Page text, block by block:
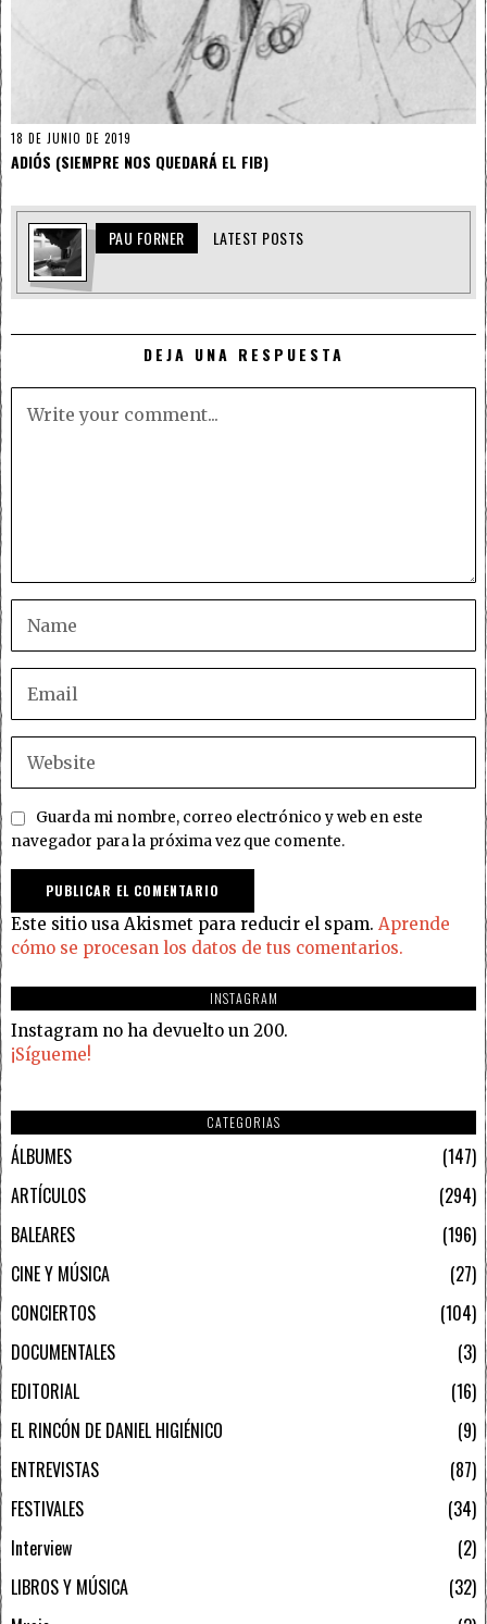
18 DE JUNIO DE 2019
ADIÓS (SIEMPRE NOS QUEDARÁ EL FIB)
PAU FORNER LATEST POSTS
DEJA UNA RESPUESTA
Guarda mi nombre, correo electrónico y web en este
navegador para la próxima vez que comente.
Este sitio usa Akismet para reducir el spam. Aprende
cómo se procesan los datos de tus comentarios.
INSTAGRAM
Instagram no ha devuelto un 200.
¡Sígueme!
CATEGORIAS
ÁLBUMES
147
ARTÍCULOS
294
BALEARES
196
CINE Y MÚSICA
27
CONCIERTOS
104
DOCUMENTALES
3
EDITORIAL
16
EL RINCÓN DE DANIEL HIGIÉNICO
9
ENTREVISTAS
87
FESTIVALES
34
Interview
2
LIBROS Y MÚSICA
32